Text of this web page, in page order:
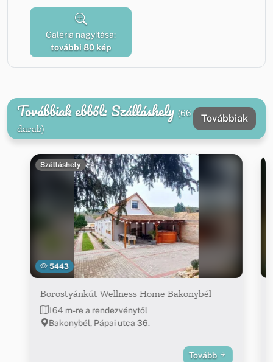
Galéria nagyítása:
további 80 kép
Továbbiak ebből: Szálláshely (66
darab)
Továbbiak
5443
Szálláshely
Borostyánkút Wellness Home Bakonybél
164 m-re a rendezvénytől
Bakonybél, Pápai utca 36.
Tovább